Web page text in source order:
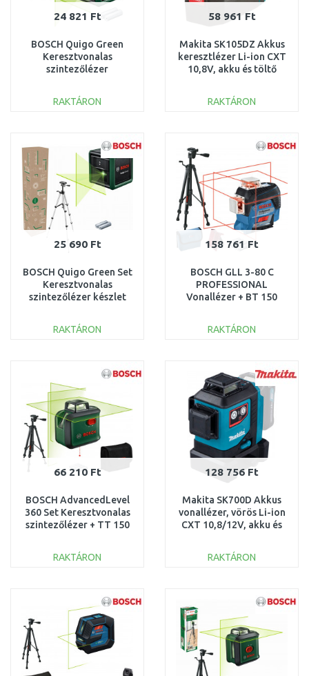
24 821 Ft
BOSCH Quigo Green
Keresztvonalas
szintezőlézer
RAKTÁRON
Összehasonlítás
58 961 Ft
Makita SK105DZ Akkus
keresztlézer Li-ion CXT
10,8V, akku és töltő
RAKTÁRON
Összehasonlítás
25 690 Ft
BOSCH Quigo Green Set
Keresztvonalas
szintezőlézer készlet
RAKTÁRON
Összehasonlítás
158 761 Ft
BOSCH GLL 3-80 C
PROFESSIONAL
Vonallézer + BT 150
RAKTÁRON
Összehasonlítás
66 210 Ft
BOSCH AdvancedLevel
360 Set Keresztvonalas
szintezőlézer + TT 150
RAKTÁRON
Összehasonlítás
128 756 Ft
Makita SK700D Akkus
vonallézer, vörös Li-ion
CXT 10,8/12V, akku és
RAKTÁRON
Összehasonlítás